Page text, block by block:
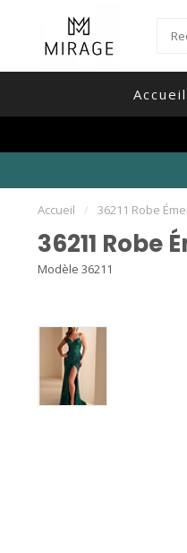
Accueil
Accueil / 36211 Robe
36211 Robe
Modèle 36211